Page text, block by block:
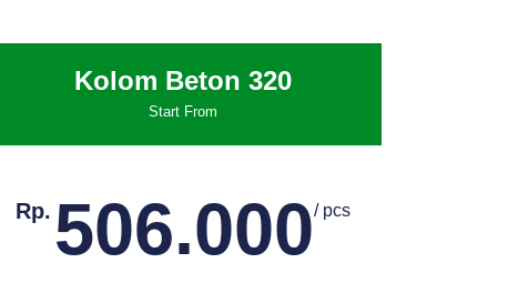
Kolom Beton 320
Start From
Rp. 506.000/ pcs